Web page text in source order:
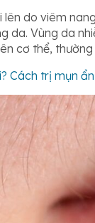
do viêm
da. Vùng da
cơ thể,
Cách trị mụn